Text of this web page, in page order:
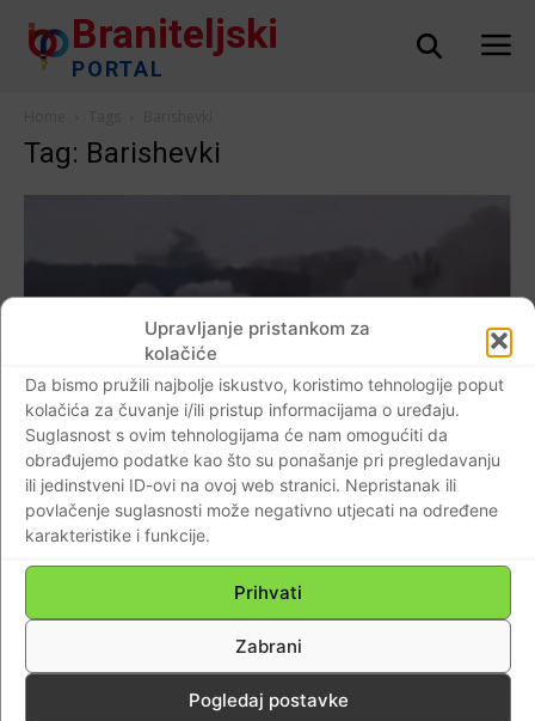
Upravljanje pristankom za
kolačiće
Da bismo pružili najbolje iskustvo, koristimo tehnologije poput
kolačića za čuvanje i/ili pristup informacijama o uređaju.
Suglasnost s ovim tehnologijama će nam omogućiti da
obrađujemo podatke kao što su ponašanje pri pregledavanju
ili jedinstveni ID-ovi na ovoj web stranici. Nepristanak ili
povlačenje suglasnosti može negativno utjecati na određene
karakteristike i funkcije.
Prihvati
Zabrani
Pogledaj postavke
Braniteljski
PORTAL
Tag: Barishevki
AKTUALNO
VIDEO U Barishevki je dignut u zrak most
nakon što ga je prošla ruska kolona. Put za
bijeg Rusima je onemogućen.